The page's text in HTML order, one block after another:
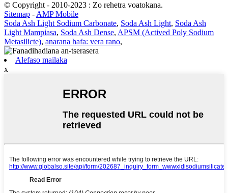
© Copyright - 2010-2023 : Zo rehetra voatokana.
Sitemap - AMP Mobile
Soda Ash Light Sodium Carbonate, Soda Ash Light, Soda Ash
Light Mampiasa, Soda Ash Dense, APSM (Actived Poly Sodium
Metasilicte), anarana hafa: vera rano,
Alefaso mailaka
x